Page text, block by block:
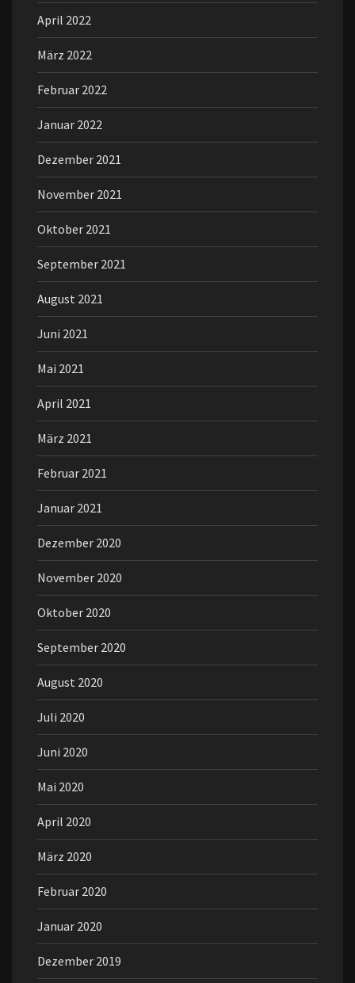
April 2022
März 2022
Februar 2022
Januar 2022
Dezember 2021
November 2021
Oktober 2021
September 2021
August 2021
Juni 2021
Mai 2021
April 2021
März 2021
Februar 2021
Januar 2021
Dezember 2020
November 2020
Oktober 2020
September 2020
August 2020
Juli 2020
Juni 2020
Mai 2020
April 2020
März 2020
Februar 2020
Januar 2020
Dezember 2019